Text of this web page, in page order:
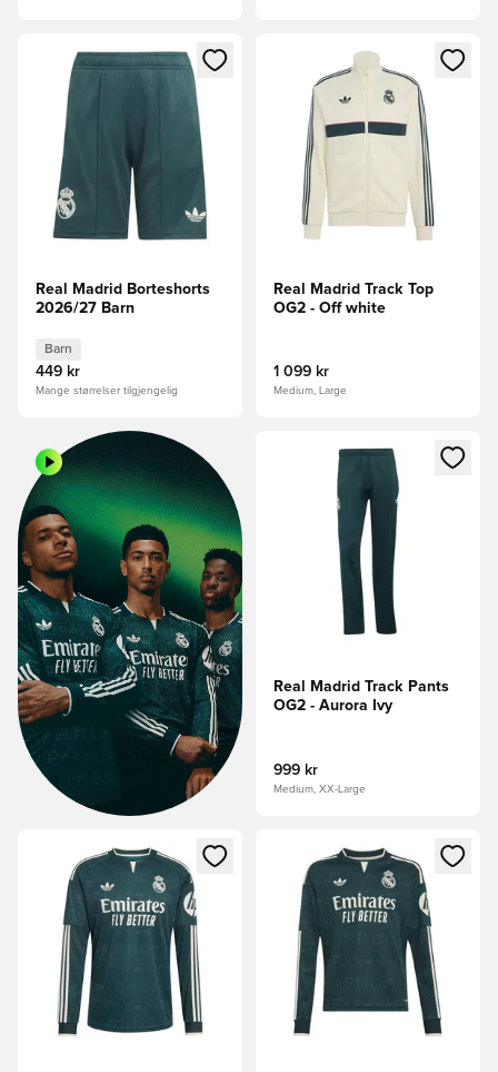
Åpner en Modal for å logge inn eller registrere deg som
Real Madrid Borteshorts
2026/27 Barn
Barn
449 kr
Mange størrelser tilgjengelig
Åpner en Modal for å logge
Real Madrid Track Top
OG2 - Off white
1 099 kr
Medium, Large
Åpner en Modal for å logge
Real Madrid Track Pants
OG2 - Aurora Ivy
999 kr
Medium, XX-Large
Åpner en Modal for å logge inn eller registrere deg som
Åpner en Modal for å logge